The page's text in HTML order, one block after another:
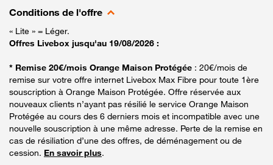
Conditions de l'offre
« Lite » = Léger.
Offres Livebox jusqu'au 19/08/2026 :
* Remise 20€/mois Orange Maison Protégée : 20€/mois de
remise sur votre offre internet Livebox Max Fibre pour toute 1ère
souscription à Orange Maison Protégée. Offre réservée aux
nouveaux clients n’ayant pas résilié le service Orange Maison
Protégée au cours des 6 derniers mois et incompatible avec une
nouvelle souscription à une même adresse. Perte de la remise en
cas de résiliation d’une des offres, de déménagement ou de
cession. En savoir plus.